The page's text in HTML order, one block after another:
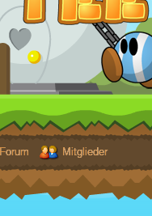
Forum Mitglieder